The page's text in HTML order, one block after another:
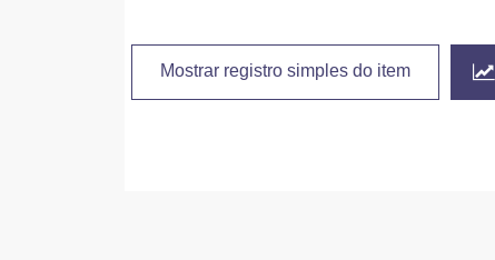
Mostrar registro simples do item